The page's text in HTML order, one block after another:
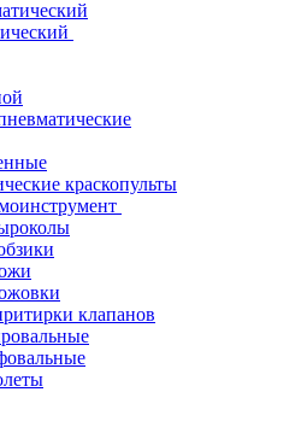
краскопульты
клапанов